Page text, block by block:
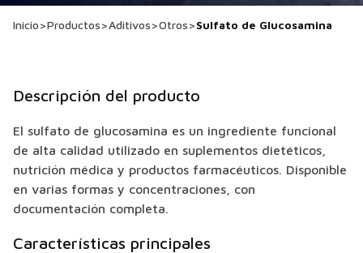
Inicio>Productos>Aditivos>Otros>Sulfato de Glucosamina
Descripción del producto
El sulfato de glucosamina es un ingrediente funcional
de alta calidad utilizado en suplementos dietéticos,
nutrición médica y productos farmacéuticos. Disponible
en varias formas y concentraciones, con
documentación completa.
Características principales